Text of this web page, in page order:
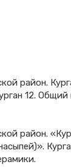
район.
12. Общий
район.